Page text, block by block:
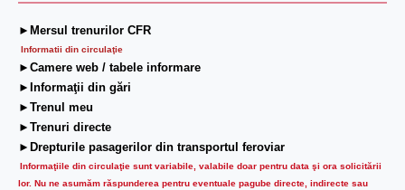
►Mersul trenurilor CFR
Informatii din circulaţie
►Camere web / tabele informare
►Informaţii din gări
►Trenul meu
►Trenuri directe
►Drepturile pasagerilor din transportul feroviar
Informaţiile din circulaţie sunt variabile, valabile doar pentru data şi ora solicitării
lor. Nu ne asumăm răspunderea pentru eventuale pagube directe, indirecte sau